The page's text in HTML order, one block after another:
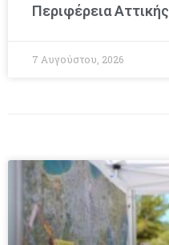
Περιφέρεια Αττικής
7 Αυγούστου, 2026